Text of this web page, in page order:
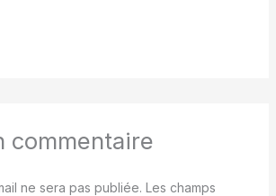
commentaire
ne sera pas publiée. Les champs